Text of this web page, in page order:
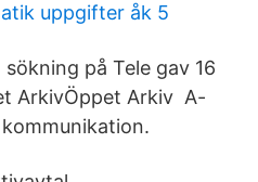
uppgifter åk 5
på Tele gav 16
ArkivÖppet Arkiv A-